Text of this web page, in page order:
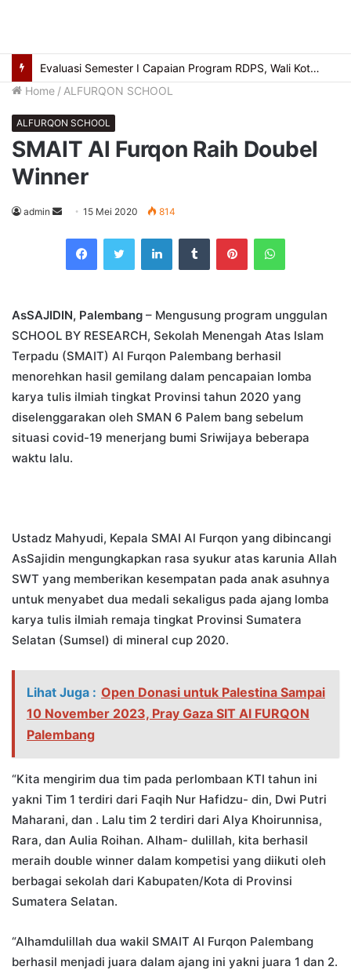
Ketua BGN Nanik S Deyang Mengundurkan Diri, Ini Alasannya…!
Home / ALFURQON SCHOOL
ALFURQON SCHOOL
SMAIT Al Furqon Raih Doubel
Winner
admin
Send
email
15 Mei 2020 814
FacebookTwitterLinkedInTumblrPinterestWhatsApp
AsSAJIDIN, Palembang – Mengusung program unggulan
SCHOOL BY RESEARCH, Sekolah Menengah Atas Islam
Terpadu (SMAIT) Al Furqon Palembang berhasil
menorehkan hasil gemilang dalam pencapaian lomba
karya tulis ilmiah tingkat Provinsi tahun 2020 yang
diselenggarakan oleh SMAN 6 Palem bang sebelum
situasi covid-19 menerjang bumi Sriwijaya beberapa
waktu lalu.
Ustadz Mahyudi, Kepala SMAI Al Furqon yang dibincangi
AsSajidin mengungkapkan rasa syukur atas karunia Allah
SWT yang memberikan kesempatan pada anak asuhnya
untuk menyabet dua medali sekaligus pada ajang lomba
karya tulis ilmiah remaja tingkat Provinsi Sumatera
Selatan (Sumsel) di mineral cup 2020.
Lihat Juga : Open Donasi untuk Palestina Sampai
10 November 2023, Pray Gaza SIT Al FURQON
Palembang
“Kita mengirim dua tim pada perlombaan KTI tahun ini
yakni Tim 1 terdiri dari Faqih Nur Hafidzu- din, Dwi Putri
Maharani, dan . Lalu tim 2 terdiri dari Alya Khoirunnisa,
Rara, dan Aulia Roihan. Alham- dulillah, kita berhasil
meraih double winner dalam kompetisi yang diikuti oleh
berbagai sekolah dari Kabupaten/Kota di Provinsi
Sumatera Selatan.
“Alhamdulillah dua wakil SMAIT Al Furqon Palembang
berhasil menjadi juara dalam ajang ini yakni juara 1 dan 2.